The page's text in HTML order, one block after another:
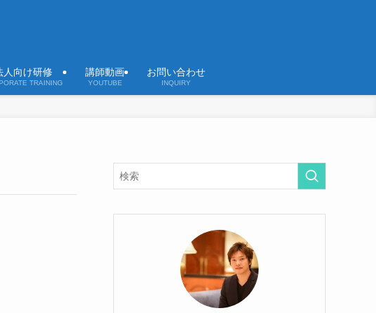
人向け研修
TRAINING
講師動画
YOUTUBE
お問い合わせ
INQUIRY